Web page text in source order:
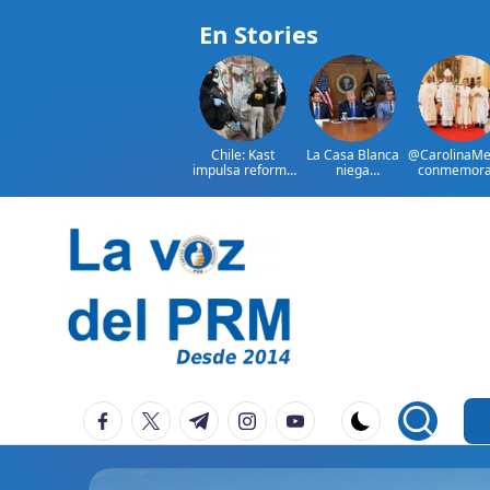
En Stories
Chile: Kast
impulsa reforma
crimen
La Casa Blanca
niega
entre Trump y
de Santo
contenido
eVoz
Del
PRM
facebook.com
twitter.com
t.me instagram.com
youtube.com